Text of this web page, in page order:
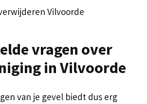
vragen over
in Vilvoorde
van je gevel biedt dus erg